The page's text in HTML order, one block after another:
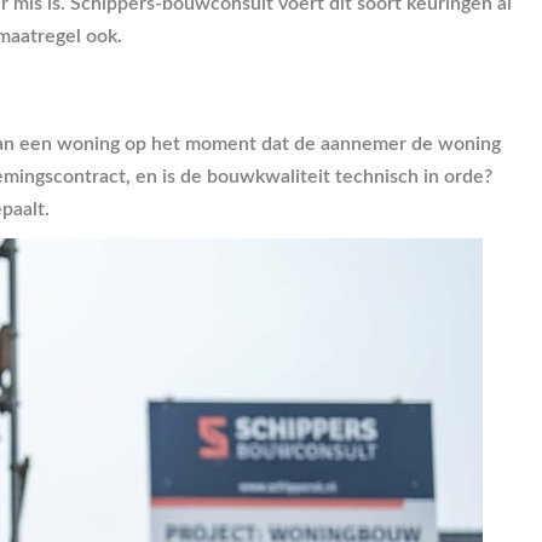
ook.
een woning op het moment dat de aannemer de woning
en is de bouwkwaliteit technisch in orde?